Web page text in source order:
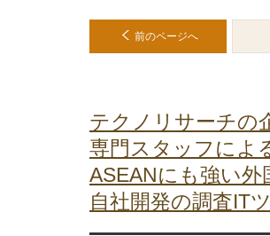
前のページへ
テクノリサーチの
専門スタッフによ
ASEANにも強い外
自社開発の調査IT